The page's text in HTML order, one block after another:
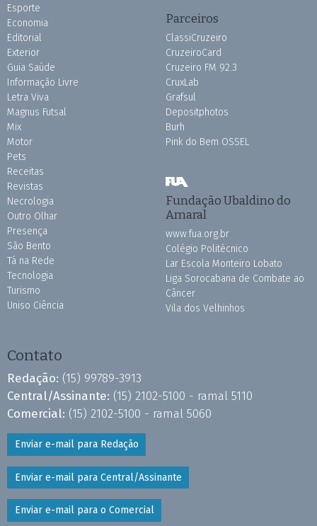
Esporte
Economia
Editorial
Exterior
Guia Saúde
Informação Livre
Letra Viva
Magnus Futsal
Mix
Motor
Pets
Receitas
Revistas
Necrologia
Outro Olhar
Presença
São Bento
Tá na Rede
Tecnologia
Turismo
Uniso Ciência
Parceiros
ClassiCruzeiro
CruzeiroCard
Cruzeiro FM 92.3
CruxLab
Grafsul
Depositphotos
Burh
Pink do Bem OSSEL
Fundação Ubaldino do
Amaral
www.fua.org.br
Colégio Politécnico
Lar Escola Monteiro Lobato
Liga Sorocabana de Combate ao
Câncer
Vila dos Velhinhos
Contato
Redação: (15) 99789-3913
Central/Assinante: (15) 2102-5100 - ramal 5110
Comercial: (15) 2102-5100 - ramal 5060
Enviar e-mail para Redação
Enviar e-mail para Central/Assinante
Enviar e-mail para o Comercial